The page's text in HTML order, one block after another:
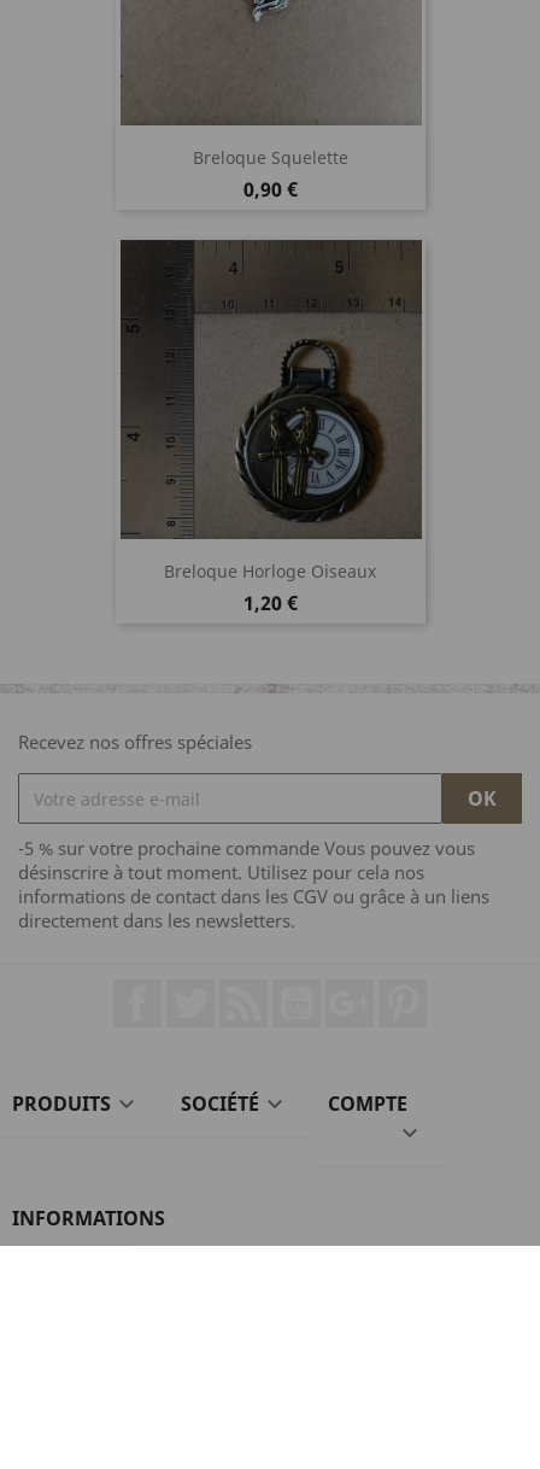
Breloque Squelette
Prix
0,90 €
Breloque Horloge Oiseaux
Prix
1,20 €
Recevez nos offres spéciales
-5 % sur votre prochaine commande Vous pouvez vous
désinscrire à tout moment. Utilisez pour cela nos
informations de contact dans les CGV ou grâce à un liens
directement dans les newsletters.
PRODUITS  SOCIÉTÉ  COMPTE

INFORMATIONS